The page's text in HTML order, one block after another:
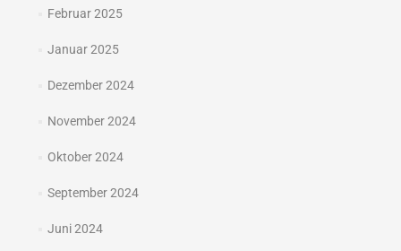
Februar 2025
Januar 2025
Dezember 2024
November 2024
Oktober 2024
September 2024
Juni 2024